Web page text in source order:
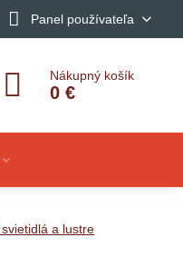
Panel používateľa
Nákupný košík
0 €
a lustre